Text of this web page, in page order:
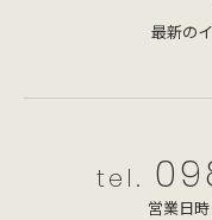
最新の
tel.
営業日